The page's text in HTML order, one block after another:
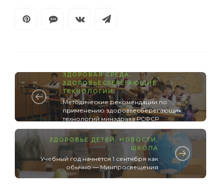
ЗДОРОВАЯ СРЕДА,
ЗДОРОВЬЕСБЕРЕГАЮЩИЕ
ТЕХНОЛОГИИ
Методические рекомендации по
применению здоровьесберегающих
технологий минздрава РСФСР
ЗДОРОВЬЕ ДЕТЕЙ, НОВОСТИ ,
ШКОЛА
Учебный год начнётся 1 сентября как
обычно — Минпросвещения